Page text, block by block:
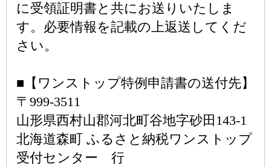
に受領証明書と共にお送りいたしま
す。必要情報を記載の上返送してくだ
さい。
■【ワンストップ特例申請書の送付先】
〒999-3511
山形県西村山郡河北町谷地字砂田143-1
北海道森町 ふるさと納税ワンストップ
受付センター 行